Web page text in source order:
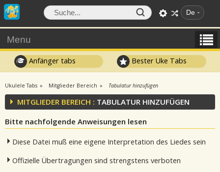
De
Menu
Anfänger tabs Bester Uke Tabs
Ukulele Tabs Mitglieder Bereich Tabulatur hinzufügen
MITGLIEDER BEREICH : TABULATUR HINZUFÜGEN
Bitte nachfolgende Anweisungen lesen
Diese Datei muß eine eigene Interpretation des Liedes sein
Offizielle Übertragungen sind strengstens verboten